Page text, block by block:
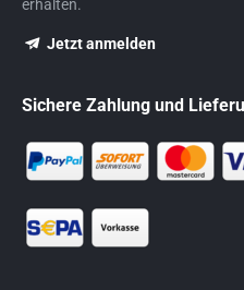
erhalten.
Jetzt anmelden
Sichere Zahlung und